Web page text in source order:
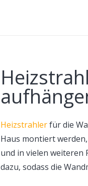
Heizstrahlerfür die
Haus montiert
und in vielen weiteren
dazu, sodass die